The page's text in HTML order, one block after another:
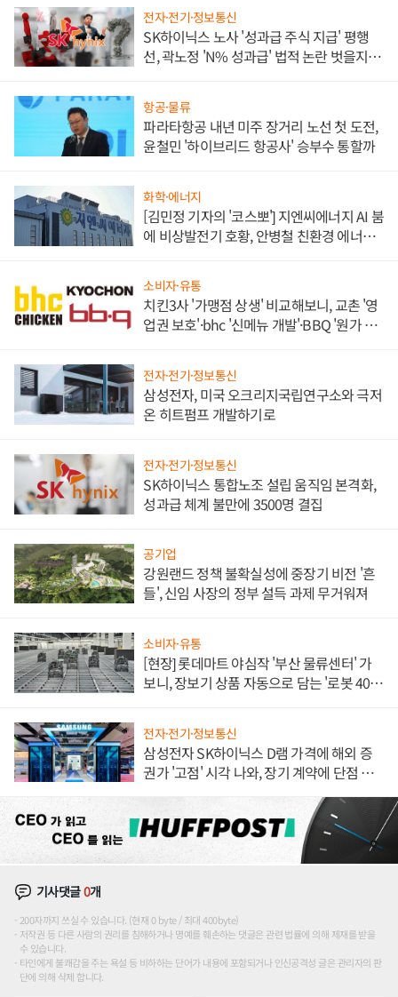
전자·전기·정보통신
SK하이닉스 노사 '성과급 주식 지급' 평행
선, 곽노정 'N% 성과급' 법적 논란 벗을지 주
항공·물류
파라타항공 내년 미주 장거리 노선 첫 도전,
윤철민 '하이브리드 항공사' 승부수 통할까
화학·에너지
[김민정 기자의 '코스뽀'] 지엔씨에너지 AI 붐
에 비상발전기 호황, 안병철 친환경 에너지
소비자·유통
치킨3사 '가맹점 상생' 비교해보니, 교촌 '영
업권 보호'·bhc '신메뉴 개발'·BBQ '원가 부
전자·전기·정보통신
삼성전자, 미국 오크리지국립연구소와 극저
온 히트펌프 개발하기로
전자·전기·정보통신
SK하이닉스 통합노조 설립 움직임 본격화,
성과급 체계 불만에 3500명 결집
공기업
강원랜드 정책 불확실성에 중장기 비전 '흔
들', 신임 사장의 정부 설득 과제 무거워져
소비자·유통
[현장] 롯데마트 야심작 '부산 물류센터' 가
보니, 장보기 상품 자동으로 담는 '로봇 400
전자·전기·정보통신
삼성전자 SK하이닉스 D램 가격에 해외 증
권가 '고점' 시각 나와, 장기 계약에 단점 부
기사댓글0개
200자까지 쓰실 수 있습니다. (현재 0 byte / 최대 400byte)
저작권 등 다른 사람의 권리를 침해하거나 명예를 훼손하는 댓글은 관련 법률에 의해 제재를 받을
수 있습니다.
타인에게 불쾌감을 주는 욕설 등 비하하는 단어가 내용에 포함되거나 인신공격성 글은 관리자의 판
단에 의해 삭제 합니다.